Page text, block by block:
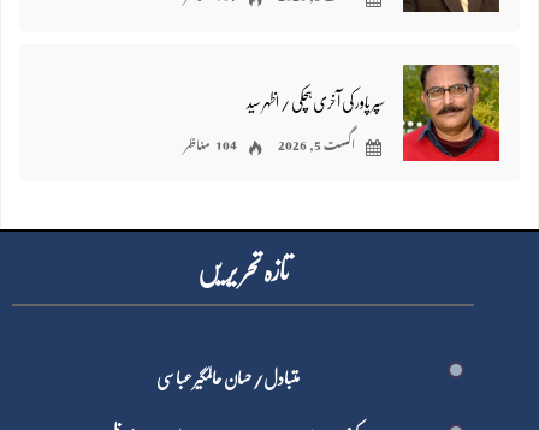
سپر پاور کی آخری ہچکی / اظہر سید
اگست 5, 2026 104 مناظر
تازہ تحر یر یں
متبادل/ حسان عالمگیر عباسی